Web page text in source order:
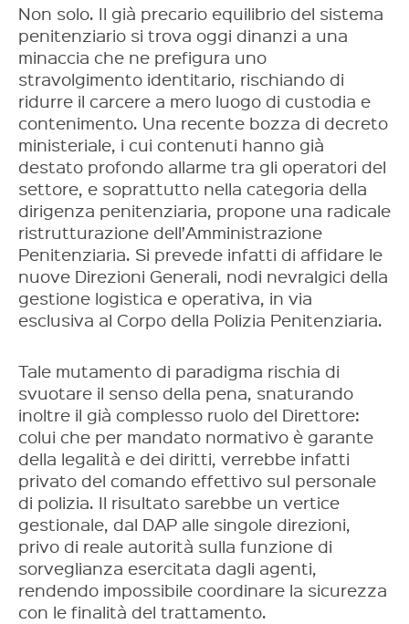
Non solo. Il già precario equilibrio del sistema
penitenziario si trova oggi dinanzi a una
minaccia che ne prefigura uno
stravolgimento identitario, rischiando di
ridurre il carcere a mero luogo di custodia e
contenimento. Una recente bozza di decreto
ministeriale, i cui contenuti hanno già
destato profondo allarme tra gli operatori del
settore, e soprattutto nella categoria della
dirigenza penitenziaria, propone una radicale
ristrutturazione dell’Amministrazione
Penitenziaria. Si prevede infatti di affidare le
nuove Direzioni Generali, nodi nevralgici della
gestione logistica e operativa, in via
esclusiva al Corpo della Polizia Penitenziaria.
Tale mutamento di paradigma rischia di
svuotare il senso della pena, snaturando
inoltre il già complesso ruolo del Direttore:
colui che per mandato normativo è garante
della legalità e dei diritti, verrebbe infatti
privato del comando effettivo sul personale
di polizia. Il risultato sarebbe un vertice
gestionale, dal DAP alle singole direzioni,
privo di reale autorità sulla funzione di
sorveglianza esercitata dagli agenti,
rendendo impossibile coordinare la sicurezza
con le finalità del trattamento.